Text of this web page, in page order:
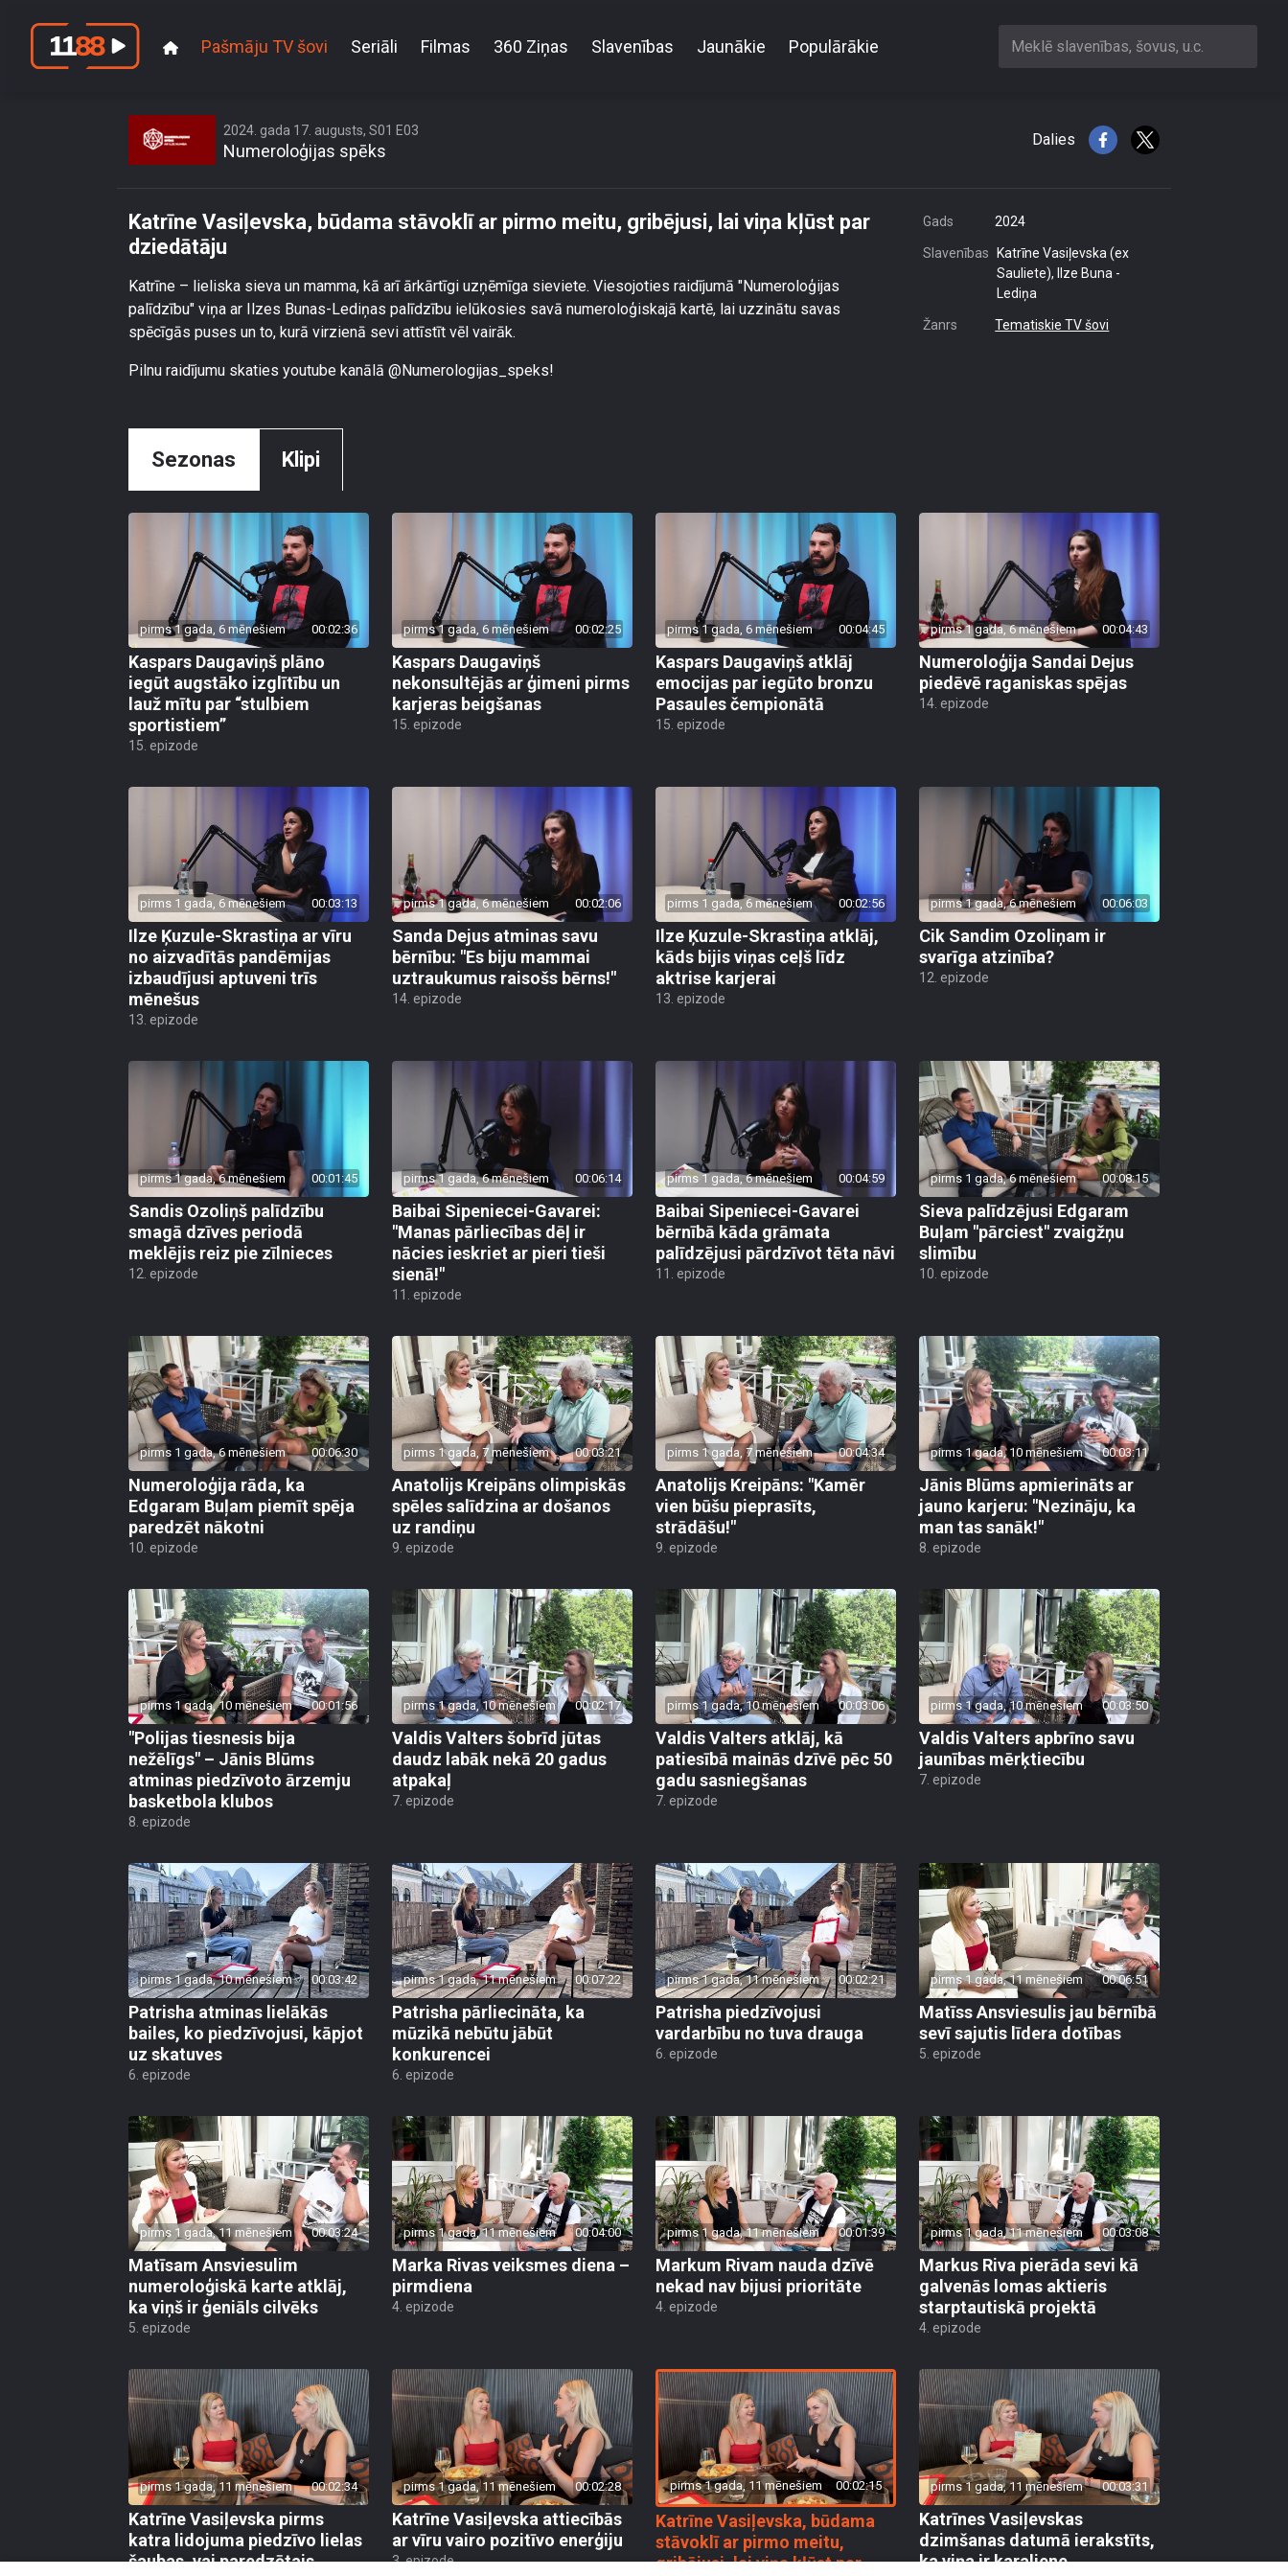
Pašmāju TV šovi Seriāli Filmas 360 Ziņas Slavenības Jaunākie Populārākie Meklē slavenības, šovus, u.c.
2024. gada 17. augusts, S01 E03
Numeroloģijas spēks
Dalies
Katrīne Vasiļevska, būdama stāvoklī ar pirmo meitu, gribējusi, lai viņa kļūst par
dziedātāju
Katrīne – lieliska sieva un mamma, kā arī ārkārtīgi uzņēmīga sieviete. Viesojoties raidījumā "Numeroloģijas
palīdzību" viņa ar Ilzes Bunas-Lediņas palīdzību ielūkosies savā numeroloģiskajā kartē, lai uzzinātu savas
spēcīgās puses un to, kurā virzienā sevi attīstīt vēl vairāk.
Pilnu raidījumu skaties youtube kanālā @Numerologijas_speks!
Gads 2024
Slavenības
Katrīne Vasiļevska (ex
Sauliete), Ilze Buna -
Lediņa
Žanrs Tematiskie TV šovi
Sezonas Klipi
pirms 1 gada, 6 mēnešiem 00:02:36
Kaspars Daugaviņš plāno
iegūt augstāko izglītību un
lauž mītu par “stulbiem
sportistiem”
15. epizode
pirms 1 gada, 6 mēnešiem 00:02:25
Kaspars Daugaviņš
nekonsultējās ar ģimeni pirms
karjeras beigšanas
15. epizode
pirms 1 gada, 6 mēnešiem 00:04:45
Kaspars Daugaviņš atklāj
emocijas par iegūto bronzu
Pasaules čempionātā
15. epizode
pirms 1 gada, 6 mēnešiem 00:04:43
Numeroloģija Sandai Dejus
piedēvē raganiskas spējas
14. epizode
pirms 1 gada, 6 mēnešiem 00:03:13
Ilze Ķuzule-Skrastiņa ar vīru
no aizvadītās pandēmijas
izbaudījusi aptuveni trīs
mēnešus
13. epizode
pirms 1 gada, 6 mēnešiem 00:02:06
Sanda Dejus atminas savu
bērnību: "Es biju mammai
uztraukumus raisošs bērns!"
14. epizode
pirms 1 gada, 6 mēnešiem 00:02:56
Ilze Ķuzule-Skrastiņa atklāj,
kāds bijis viņas ceļš līdz
aktrise karjerai
13. epizode
pirms 1 gada, 6 mēnešiem 00:06:03
Cik Sandim Ozoliņam ir
svarīga atzinība?
12. epizode
pirms 1 gada, 6 mēnešiem 00:01:45
Sandis Ozoliņš palīdzību
smagā dzīves periodā
meklējis reiz pie zīlnieces
12. epizode
pirms 1 gada, 6 mēnešiem 00:06:14
Baibai Sipeniecei-Gavarei:
"Manas pārliecības dēļ ir
nācies ieskriet ar pieri tieši
sienā!"
11. epizode
pirms 1 gada, 6 mēnešiem 00:04:59
Baibai Sipeniecei-Gavarei
bērnībā kāda grāmata
palīdzējusi pārdzīvot tēta nāvi
11. epizode
pirms 1 gada, 6 mēnešiem 00:08:15
Sieva palīdzējusi Edgaram
Buļam "pārciest" zvaigžņu
slimību
10. epizode
pirms 1 gada, 6 mēnešiem 00:06:30
Numeroloģija rāda, ka
Edgaram Buļam piemīt spēja
paredzēt nākotni
10. epizode
pirms 1 gada, 7 mēnešiem 00:03:21
Anatolijs Kreipāns olimpiskās
spēles salīdzina ar došanos
uz randiņu
9. epizode
pirms 1 gada, 7 mēnešiem 00:04:34
Anatolijs Kreipāns: "Kamēr
vien būšu pieprasīts,
strādāšu!"
9. epizode
pirms 1 gada, 10 mēnešiem 00:03:11
Jānis Blūms apmierināts ar
jauno karjeru: "Nezināju, ka
man tas sanāk!"
8. epizode
pirms 1 gada, 10 mēnešiem 00:01:56
"Polijas tiesnesis bija
nežēlīgs" – Jānis Blūms
atminas piedzīvoto ārzemju
basketbola klubos
8. epizode
pirms 1 gada, 10 mēnešiem 00:02:17
Valdis Valters šobrīd jūtas
daudz labāk nekā 20 gadus
atpakaļ
7. epizode
pirms 1 gada, 10 mēnešiem 00:03:06
Valdis Valters atklāj, kā
patiesībā mainās dzīvē pēc 50
gadu sasniegšanas
7. epizode
pirms 1 gada, 10 mēnešiem 00:03:50
Valdis Valters apbrīno savu
jaunības mērķtiecību
7. epizode
pirms 1 gada, 10 mēnešiem 00:03:42
Patrisha atminas lielākās
bailes, ko piedzīvojusi, kāpjot
uz skatuves
6. epizode
pirms 1 gada, 11 mēnešiem 00:07:22
Patrisha pārliecināta, ka
mūzikā nebūtu jābūt
konkurencei
6. epizode
pirms 1 gada, 11 mēnešiem 00:02:21
Patrisha piedzīvojusi
vardarbību no tuva drauga
6. epizode
pirms 1 gada, 11 mēnešiem 00:06:51
Matīss Ansviesulis jau bērnībā
sevī sajutis līdera dotības
5. epizode
pirms 1 gada, 11 mēnešiem 00:03:24
Matīsam Ansviesulim
numeroloģiskā karte atklāj,
ka viņš ir ģeniāls cilvēks
5. epizode
pirms 1 gada, 11 mēnešiem 00:04:00
Marka Rivas veiksmes diena –
pirmdiena
4. epizode
pirms 1 gada, 11 mēnešiem 00:01:39
Markum Rivam nauda dzīvē
nekad nav bijusi prioritāte
4. epizode
pirms 1 gada, 11 mēnešiem 00:03:08
Markus Riva pierāda sevi kā
galvenās lomas aktieris
starptautiskā projektā
4. epizode
pirms 1 gada, 11 mēnešiem 00:02:34
Katrīne Vasiļevska pirms
katra lidojuma piedzīvo lielas
šaubas, vai paredzētais
pirms 1 gada, 11 mēnešiem 00:02:28
Katrīne Vasiļevska attiecībās
ar vīru vairo pozitīvo enerģiju
3. epizode
pirms 1 gada, 11 mēnešiem 00:02:15
Katrīne Vasiļevska, būdama
stāvoklī ar pirmo meitu,
gribējusi, lai viņa kļūst par
pirms 1 gada, 11 mēnešiem 00:03:31
Katrīnes Vasiļevskas
dzimšanas datumā ierakstīts,
ka viņa ir karaliene